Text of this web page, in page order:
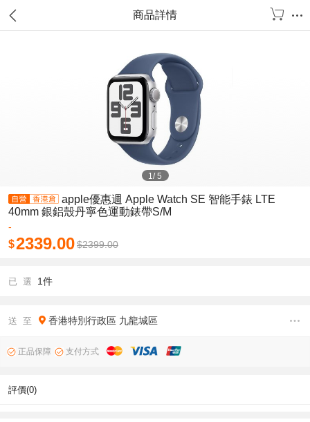
商品詳情
1/5
apple優惠週 Apple Watch SE 智能手錶 LTE
40mm 銀鋁殼丹寧色運動錶帶S/M
-
$2339.00$2399.00
已 選 1件
送 至 香港特別行政區 九龍城區
正品保障 支付方式
評價(0)